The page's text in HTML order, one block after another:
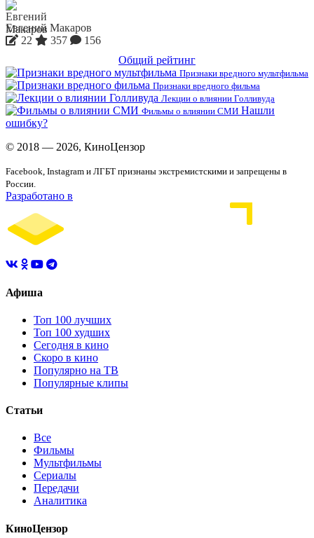
Евгений Макаров
22
357
156
Общий рейтинг
Признаки вредного мультфильма
Признаки вредного фильма
Лекции о влиянии Голливуда
Фильмы о влиянии СМИ Нашли
ошибку?
© 2018 — 2026, КиноЦензор
Facebook, Instagram и ЛГБТ признаны экстремистскими и запрещены в
России.
Разработано в
Афиша
Топ 100 лучших
Топ 100 худших
Сегодня в кино
Скоро в кино
Популярно на ТВ
Популярные клипы
Статьи
Все
Фильмы
Мультфильмы
Сериалы
Передачи
Аналитика
КиноЦензор